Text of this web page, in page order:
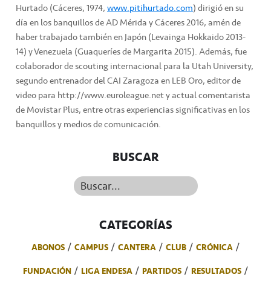
Hurtado (Cáceres, 1974,www.pitihurtado.com) dirigió en su
día en los banquillos de AD Mérida y Cáceres 2016, amén de
haber trabajado también en Japón (Levainga Hokkaido 2013-
14) y Venezuela (Guaqueríes de Margarita 2015). Además, fue
colaborador de scouting internacional para la Utah University,
segundo entrenador del CAI Zaragoza en LEB Oro, editor de
video para http://www.euroleague.net y actual comentarista
de Movistar Plus, entre otras experiencias significativas en los
banquillos y medios de comunicación.
BUSCAR
Buscar...
CATEGORÍAS
ABONOS CAMPUS CANTERA CLUB
CRÓNICA
FUNDACIÓN
LIGA ENDESA PARTIDOS
RESULTADOS